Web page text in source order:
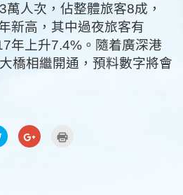
人次，佔整體旅客8成，
新高，其中過夜旅客有
年上升7.4%。隨着廣深港
橋相繼開通，預料數字將會
分
享
按
一